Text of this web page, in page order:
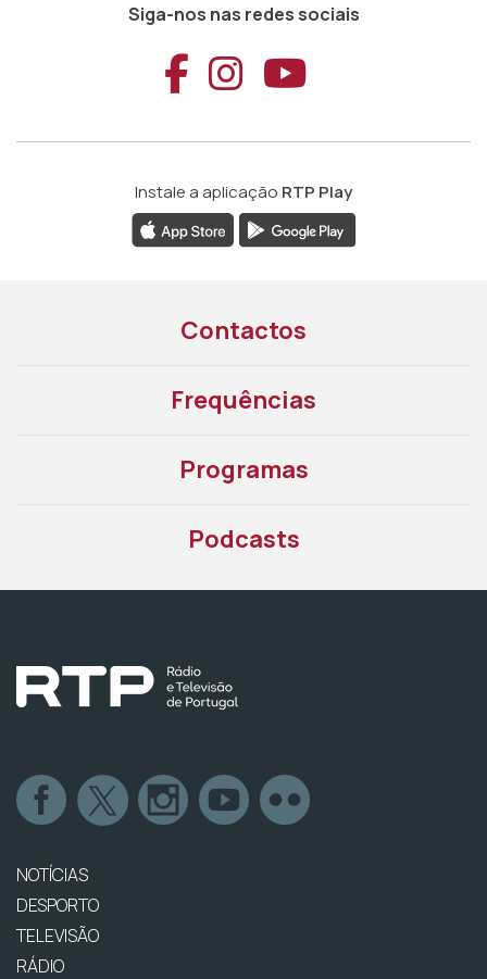
Siga-nos nas redes sociais
Aceder ao
Aceder ao
Aceder
Instale a aplicação RTP Play
Contactos
Frequências
Programas
Podcasts
NOTÍCIAS
DESPORTO
TELEVISÃO
RÁDIO